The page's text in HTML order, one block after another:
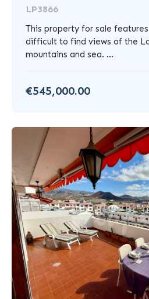
LP3866
This property for sale
difficult to find views of the
mountains and sea. ...
€545,000.00